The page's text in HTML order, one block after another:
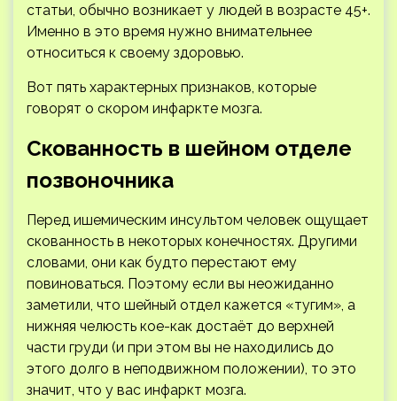
статьи, обычно возникает у людей в возрасте 45+.
Именно в это время нужно внимательнее
относиться к своему здоровью.
Вот пять характерных признаков, которые
говорят о скором инфаркте мозга.
Скованность в шейном отделе
позвоночника
Перед ишемическим инсультом человек ощущает
скованность в некоторых конечностях. Другими
словами, они как будто перестают ему
повиноваться. Поэтому если вы неожиданно
заметили, что шейный отдел кажется «тугим», а
нижняя челюсть кое-как достаёт до верхней
части груди (и при этом вы не находились до
этого долго в неподвижном положении), то это
значит, что у вас инфаркт мозга.